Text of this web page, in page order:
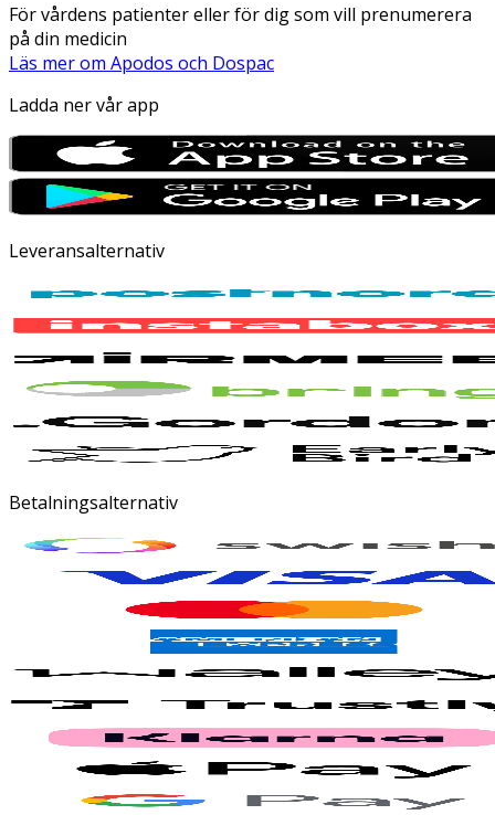
För vårdens patienter eller för dig som vill prenumerera
på din medicin
Läs mer om Apodos och Dospac
Ladda ner vår app
Leveransalternativ
Betalningsalternativ